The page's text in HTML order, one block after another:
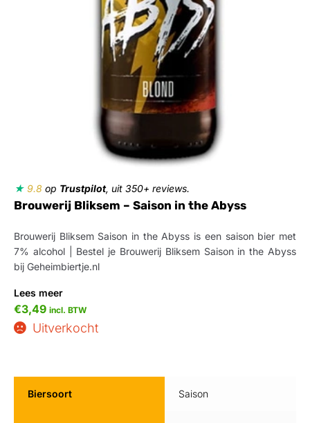
★ 9.8 op Trustpilot, uit 350+ reviews.
Brouwerij Bliksem – Saison in the Abyss
Brouwerij Bliksem Saison in the Abyss is een saison bier met
7% alcohol | Bestel je Brouwerij Bliksem Saison in the Abyss
bij Geheimbiertje.nl
Lees meer
€3,49 incl. BTW
Uitverkocht
Biersoort Saison